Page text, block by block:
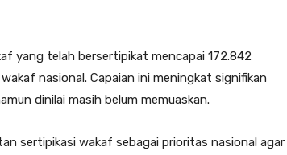
yang telah bersertipikat mencapai 172.842
nasional. Capaian ini meningkat signifikan
dinilai masih belum memuaskan.
sertipikasi wakaf sebagai prioritas nasional agar